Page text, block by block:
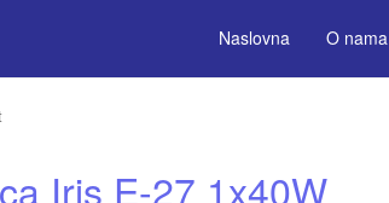
Naslovna O nama
Iris E-27 1x40W